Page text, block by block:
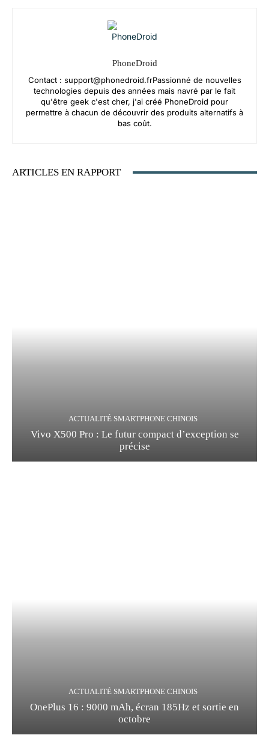
PhoneDroid
Contact : support@phonedroid.frPassionné de nouvelles
technologies depuis des années mais navré par le fait
qu'être geek c'est cher, j'ai créé PhoneDroid pour
permettre à chacun de découvrir des produits alternatifs à
bas coût.
ARTICLES EN RAPPORT
ACTUALITÉ SMARTPHONE CHINOIS
Vivo X500 Pro : Le futur compact d’exception se
précise
ACTUALITÉ SMARTPHONE CHINOIS
OnePlus 16 : 9000 mAh, écran 185Hz et sortie en
octobre